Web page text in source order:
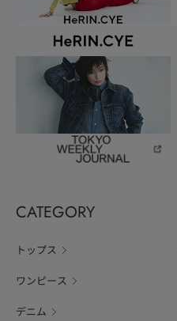
CATEGORY
トップス
ワンピース
デニム